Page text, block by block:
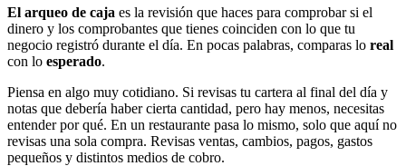
El arqueo de caja es la revisión que haces para comprobar si el
dinero y los comprobantes que tienes coinciden con lo que tu
negocio registró durante el día. En pocas palabras, comparas lo real
con lo esperado.
Piensa en algo muy cotidiano. Si revisas tu cartera al final del día y
notas que debería haber cierta cantidad, pero hay menos, necesitas
entender por qué. En un restaurante pasa lo mismo, solo que aquí no
revisas una sola compra. Revisas ventas, cambios, pagos, gastos
pequeños y distintos medios de cobro.